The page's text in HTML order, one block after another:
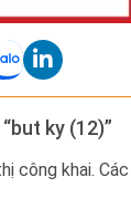
ky (12)”
công khai.